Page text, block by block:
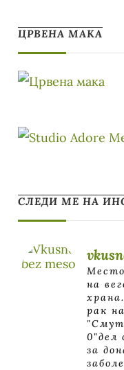
ЦРВЕНА МАКА
СЛЕДИ МЕ НА
на
рак
0"дел
за